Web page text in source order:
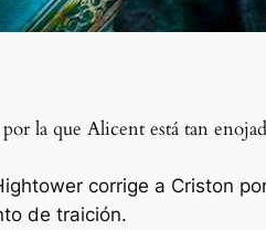
la que Alicent está tan
corrige a Criston
de traición.